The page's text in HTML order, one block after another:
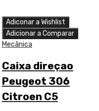
Adiconar a Wishlist
Adicionar a Comparar
Mecânica
Caixa direçao
Peugeot 306
Citroen C5